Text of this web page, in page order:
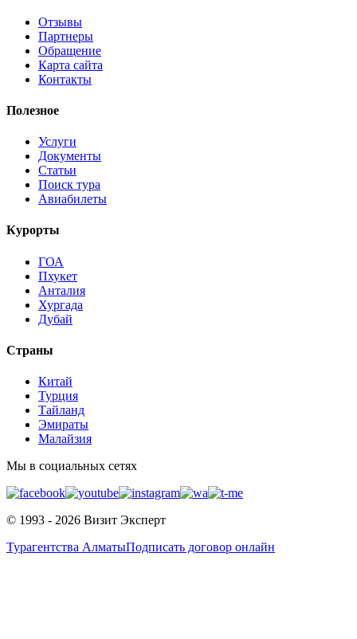
Отзывы
Партнеры
Обращение
Карта сайта
Контакты
Полезное
Услуги
Документы
Статьи
Поиск тура
Авиабилеты
Курорты
ГОА
Пхукет
Анталия
Хургада
Дубай
Страны
Китай
Турция
Тайланд
Эмираты
Малайзия
Мы в социальных сетях
© 1993 - 2026 Визит Эксперт
Турагентства АлматыПодписать договор онлайн